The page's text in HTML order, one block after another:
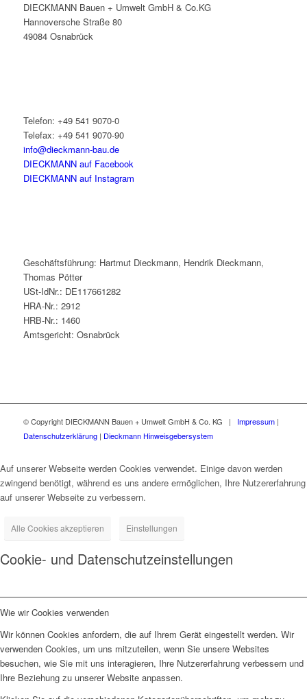
DIECKMANN Bauen + Umwelt GmbH & Co.KG
Hannoversche Straße 80
49084 Osnabrück
Telefon: +49 541 9070-0
Telefax: +49 541 9070-90
info@dieckmann-bau.de
DIECKMANN auf Facebook
DIECKMANN auf Instagram
Geschäftsführung: Hartmut Dieckmann, Hendrik Dieckmann,
Thomas Pötter
USt-IdNr.: DE117661282
HRA-Nr.: 2912
HRB-Nr.: 1460
Amtsgericht: Osnabrück
© Copyright DIECKMANN Bauen + Umwelt GmbH & Co. KG | Impressum|
Datenschutzerklärung| Dieckmann Hinweisgebersystem
Auf unserer Webseite werden Cookies verwendet. Einige davon werden
zwingend benötigt, während es uns andere ermöglichen, Ihre Nutzererfahrung
auf unserer Webseite zu verbessern.
Alle Cookies akzeptieren Einstellungen
Cookie- und Datenschutzeinstellungen
Wie wir Cookies verwenden
Wir können Cookies anfordern, die auf Ihrem Gerät eingestellt werden. Wir
verwenden Cookies, um uns mitzuteilen, wenn Sie unsere Websites
besuchen, wie Sie mit uns interagieren, Ihre Nutzererfahrung verbessern und
Ihre Beziehung zu unserer Website anpassen.